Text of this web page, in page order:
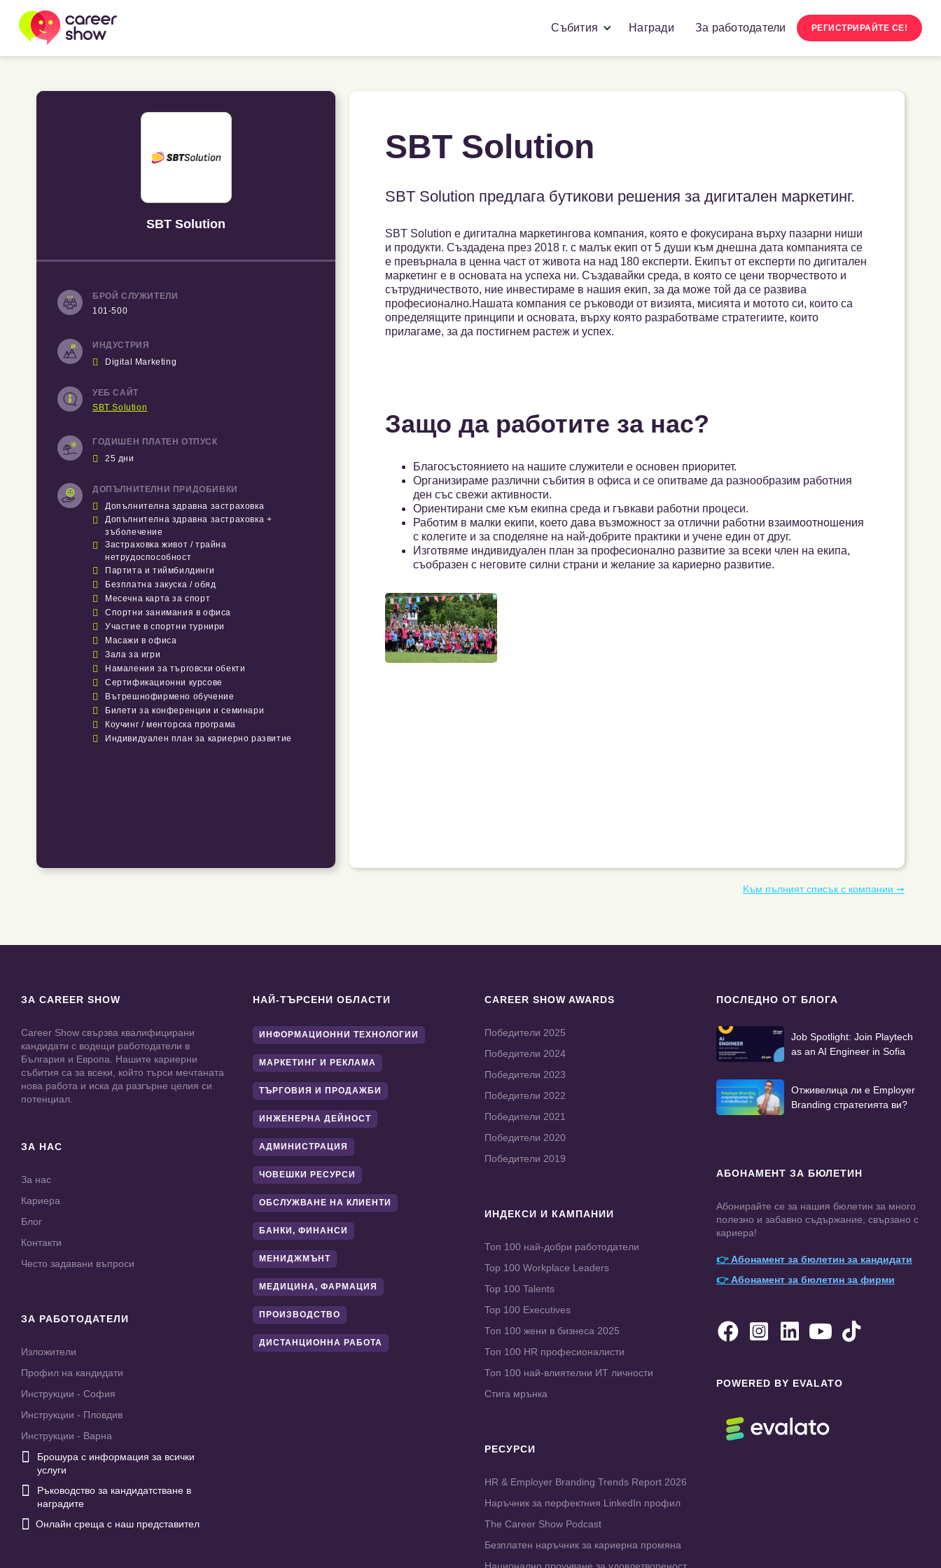
Събития Награди За работодатели РЕГИСТРИРАЙТЕ СЕ!
SBT Solution
БРОЙ СЛУЖИТЕЛИ
101-500
ИНДУСТРИЯ
 Digital Marketing
УЕБ САЙТ
SBT Solution
ГОДИШЕН ПЛАТЕН ОТПУСК
 25 дни
ДОПЪЛНИТЕЛНИ ПРИДОБИВКИ
 Допълнителна здравна застраховка

Допълнителна здравна застраховка +
зъболечение

Застраховка живот / трайна
нетрудоспособност
 Партита и тиймбилдинги
 Безплатна закуска / обяд
 Месечна карта за спорт
 Спортни занимания в офиса
 Участие в спортни турнири
 Масажи в офиса
 Зала за игри
 Намаления за търговски обекти
 Сертификационни курсове
 Вътрешнофирмено обучение
 Билети за конференции и семинари
 Коучинг / менторска програма
 Индивидуален план за кариерно развитие
SBT Solution
SBT Solution предлага бутикови решения за дигитален маркетинг.
SBT Solution е дигитална маркетингова компания, която е фокусирана върху пазарни ниши
и продукти. Създадена през 2018 г. с малък екип от 5 души към днешна дата компанията се
е превърнала в ценна част от живота на над 180 експерти. Екипът от експерти по дигитален
маркетинг е в основата на успеха ни. Създавайки среда, в която се цени творчеството и
сътрудничеството, ние инвестираме в нашия екип, за да може той да се развива
професионално.Нашата компания се ръководи от визията, мисията и мотото си, които са
определящите принципи и основата, върху която разработваме стратегиите, които
прилагаме, за да постигнем растеж и успех.
Защо да работите за нас?
Благосъстоянието на нашите служители е основен приоритет.
Организираме различни събития в офиса и се опитваме да разнообразим работния
ден със свежи активности.
Ориентирани сме към екипна среда и гъвкави работни процеси.
Работим в малки екипи, което дава възможност за отлични работни взаимоотношения
с колегите и за споделяне на най-добрите практики и учене един от друг.
Изготвяме индивидуален план за професионално развитие за всеки член на екипа,
съобразен с неговите силни страни и желание за кариерно развитие.
Kъм пълният списък с компании ➞
ЗА CAREER SHOW
Career Show свързва квалифицирани
кандидати с водещи работодатели в
България и Европа. Нашите кариерни
събития са за всеки, който търси мечтаната
нова работа и иска да разгърне целия си
потенциал.
ЗА НАС
За нас
Кариера
Блог
Контакти
Често задавани въпроси
ЗА РАБОТОДАТЕЛИ
Изложители
Профил на кандидати
Инструкции - София
Инструкции - Пловдив
Инструкции - Варна

Брошура с информация за всички
услуги

Ръководство за кандидатстване в
наградите
 Онлайн среща с наш представител
НАЙ-ТЪРСЕНИ ОБЛАСТИ
ИНФОРМАЦИОННИ ТЕХНОЛОГИИ
МАРКЕТИНГ И РЕКЛАМА
ТЪРГОВИЯ И ПРОДАЖБИ
ИНЖЕНЕРНА ДЕЙНОСТ
АДМИНИСТРАЦИЯ
ЧОВЕШКИ РЕСУРСИ
ОБСЛУЖВАНЕ НА КЛИЕНТИ
БАНКИ, ФИНАНСИ
МЕНИДЖМЪНТ
МЕДИЦИНА, ФАРМАЦИЯ
ПРОИЗВОДСТВО
ДИСТАНЦИОННА РАБОТА
CAREER SHOW AWARDS
Победители 2025
Победители 2024
Победители 2023
Победители 2022
Победители 2021
Победители 2020
Победители 2019
ИНДЕКСИ И КАМПАНИИ
Топ 100 най-добри работодатели
Top 100 Workplace Leaders
Top 100 Talents
Top 100 Executives
Топ 100 жени в бизнеса 2025
Топ 100 HR професионалисти
Топ 100 най-влиятелни ИТ личности
Стига мрънка
РЕСУРСИ
HR & Employer Branding Trends Report 2026
Наръчник за перфектния LinkedIn профил
The Career Show Podcast
Безплатен наръчник за кариерна промяна
ПОСЛЕДНО ОТ БЛОГА
Job Spotlight: Join Playtech
as an AI Engineer in Sofia
Отживелица ли е Employer
Branding стратегията ви?
АБОНАМЕНТ ЗА БЮЛЕТИН
Абонирайте се за нашия бюлетин за много
полезно и забавно съдържание, свързано с
кариера!
👉Абонамент за бюлетин за кандидати
👉Абонамент за бюлетин за фирми
    
POWERED BY EVALATO